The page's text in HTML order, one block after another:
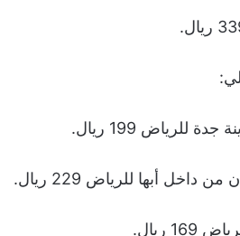
199 ريال.
أبها للرياض 229 ريال.
ريال.